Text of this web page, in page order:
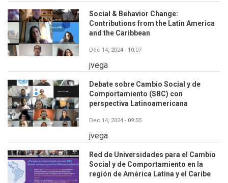
Social & Behavior Change:
Contributions from the Latin America
and the Caribbean
Dec 14, 2024 - 10:07
jvega
Debate sobre Cambio Social y de
Comportamiento (SBC) con
perspectiva Latinoamericana
Dec 14, 2024 - 09:55
jvega
Red de Universidades para el Cambio
Social y de Comportamiento en la
región de América Latina y el Caribe